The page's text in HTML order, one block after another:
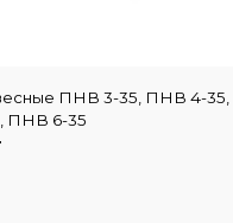
ПНВ 3-35, ПНВ 4-35,
ПНВ 6-35